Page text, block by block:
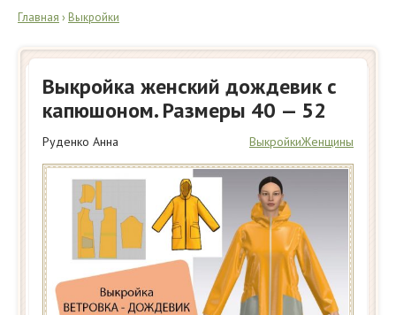
Главная › Выкройки
Выкройка женский дождевик с
капюшоном. Размеры 40 — 52
Руденко Анна ВыкройкиЖенщины